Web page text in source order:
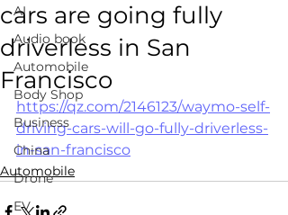
AI
Audio book
Automobile
Body Shop
Business
China
Drone
EV
cars are going fully
driverless in San
Francisco
https://qz.com/2146123/waymo-self-
driving-cars-will-go-fully-driverless-
in-san-francisco
Automobile